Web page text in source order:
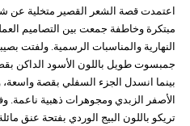
اعتمدت قصة الشعر القصير متخلية عن
مبتكرة وخاطفة جمعت بين التصاميم
النهارية والمناسبات الرسمية. ولفتت
جمبسوت طويل باللون الأسود الداكن
بينما انسدل الجزء السفلي بقصة
الأصفر الزبدي ومجوهرات ذهبية ناعمة.
تريكو باللون البيج الوردي بفتحة عنق